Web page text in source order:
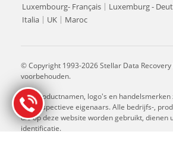
Luxembourg- Français
Luxemburg -
Italia
UK Maroc
© Copyright 1993-2026 Stellar Data
voorbehouden.
Alle productnamen, logo's en
hun respectieve eigenaars. Alle bedrijfs-,
die op deze website worden gebruikt, dienen
identificatie.